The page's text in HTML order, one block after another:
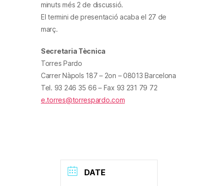
minuts més 2 de discussió.
El termini de presentació acaba el 27 de
març.
Secretaria Tècnica
Torres Pardo
Carrer Nàpols 187 – 2on – 08013 Barcelona
Tel. 93 246 35 66 – Fax 93 231 79 72
e.torres@torrespardo.com
DATE